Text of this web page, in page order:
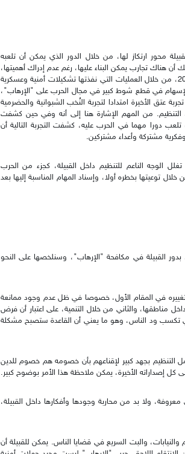
محور ارتكاز لها، من خلال الدور الذي يمكن أن تلعبه
هناك تجارب يمكن البناء عليها، رغم عدم إدراك أهميتها،
كتجارب أبين وشبوة وساحل حضرموت بين العامين 2016 - 2017، من خلال العمليات التي نفذتها تشكيلات أمنية وعسكرية
في قطع شوط كبير في مجال الحرب على "الإرهاب"،
الأخيرة امتدادا لتجربة النُخب الشبوانية والحضرمية
من المهم الإشارة هنا إلى أنه وفي حين كشفت
دورا مهما في الحرب عليه، كشفت التجربة التالية أن
مشتركة وأعداء مشتركين.
الوجه الناعم للتنظيم داخل القبيلة، كجزء من الحرب
توعيتها بخطره أولا، وإسناد المهام المناسبة إليها بعد
القبيلة في مكافحة "الإرهاب"، وسنلخصها على النحو
تغييره في المقام الأول، خصوصا في ظل عدم وجود ممانعة
مناطقها، والثاني من خلال التنمية، على اعتبار أن فرض
تكسب ود الناس، وهو ما يعني أن القاعدة ستصبح مشكلة
التنظيم بجهد كبير لإقناعهم بأن خصومه هم خصوم للدين
إصداراته الأخيرة، يمكن ملاحظة هذا الأمر بوضوح كبير.
ولا بد من محاربة وجودها وأفكارها داخل القبيلة،
والبت السريع في قضايا الناس. يمكن للقبيلة أن